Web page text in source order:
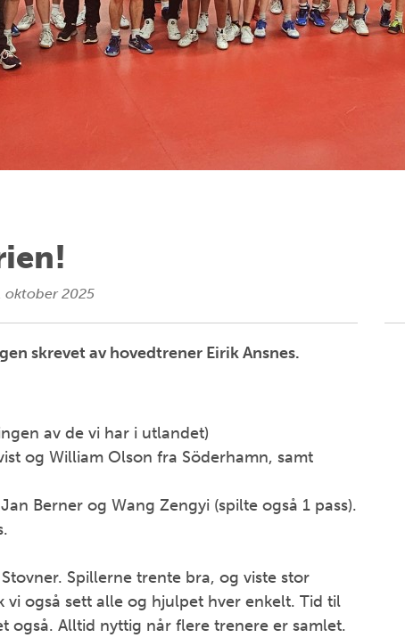
oktober 2025
skrevet av hovedtrener Eirik Ansnes.
av de vi har i utlandet)
og William Olson fra Söderhamn, samt
Berner og Wang Zengyi (spilte også 1 pass).
Spillerne trente bra, og viste stor
også sett alle og hjulpet hver enkelt. Tid til
også. Alltid nyttig når flere trenere er samlet.